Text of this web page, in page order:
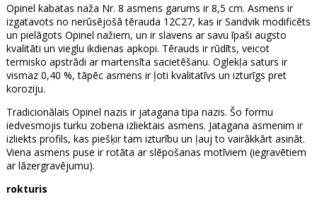
Opinel kabatas naža Nr. 8 asmens garums ir 8,5 cm. Asmens ir
izgatavots no nerūsējošā tērauda 12C27, kas ir Sandvik modificēts
un pielāgots Opinel nažiem, un ir slavens ar savu īpaši augsto
kvalitāti un vieglu ikdienas apkopi. Tērauds ir rūdīts, veicot
termisko apstrādi ar martensīta sacietēšanu. Oglekļa saturs ir
vismaz 0,40 %, tāpēc asmens ir ļoti kvalitatīvs un izturīgs pret
koroziju.
Tradicionālais Opinel nazis ir jatagana tipa nazis. Šo formu
iedvesmojis turku zobena izliektais asmens. Jatagana asmenim ir
izliekts profils, kas piešķir tam izturību un ļauj to vairākkārt asināt.
Viena asmens puse ir rotāta ar slēpošanas motīviem (iegravētiem
ar lāzergravējumu).
rokturis